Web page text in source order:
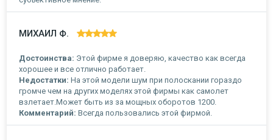
МИХАИЛ Ф.
Достоинства: Этой фирме я доверяю, качество как всегда
хорошее и все отлично работает.
Недостатки: На этой модели шум при полоскании гораздо
громче чем на других моделях этой фирмы как самолет
взлетает.Может быть из за мощных оборотов 1200.
Комментарий: Всегда пользовались этой фирмой.